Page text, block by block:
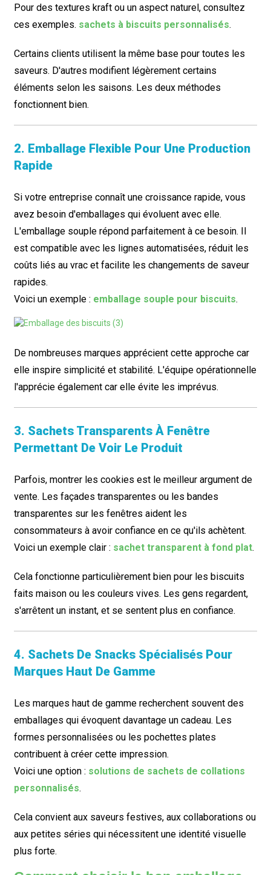
Pour des textures kraft ou un aspect naturel, consultez
ces exemples. sachets à biscuits personnalisés.
Certains clients utilisent la même base pour toutes les
saveurs. D'autres modifient légèrement certains
éléments selon les saisons. Les deux méthodes
fonctionnent bien.
2. Emballage Flexible Pour Une Production
Rapide
Si votre entreprise connaît une croissance rapide, vous
avez besoin d'emballages qui évoluent avec elle.
L'emballage souple répond parfaitement à ce besoin. Il
est compatible avec les lignes automatisées, réduit les
coûts liés au vrac et facilite les changements de saveur
rapides.
Voici un exemple : emballage souple pour biscuits.
De nombreuses marques apprécient cette approche car
elle inspire simplicité et stabilité. L'équipe opérationnelle
l'apprécie également car elle évite les imprévus.
3. Sachets Transparents À Fenêtre
Permettant De Voir Le Produit
Parfois, montrer les cookies est le meilleur argument de
vente. Les façades transparentes ou les bandes
transparentes sur les fenêtres aident les
consommateurs à avoir confiance en ce qu'ils achètent.
Voici un exemple clair : sachet transparent à fond plat.
Cela fonctionne particulièrement bien pour les biscuits
faits maison ou les couleurs vives. Les gens regardent,
s'arrêtent un instant, et se sentent plus en confiance.
4. Sachets De Snacks Spécialisés Pour
Marques Haut De Gamme
Les marques haut de gamme recherchent souvent des
emballages qui évoquent davantage un cadeau. Les
formes personnalisées ou les pochettes plates
contribuent à créer cette impression.
Voici une option : solutions de sachets de collations
personnalisés.
Cela convient aux saveurs festives, aux collaborations ou
aux petites séries qui nécessitent une identité visuelle
plus forte.